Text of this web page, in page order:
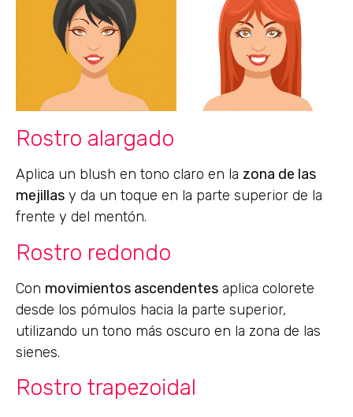
Rostro alargado
Aplica un blush en tono claro en la zona de las
mejillas y da un toque en la parte superior de la
frente y del mentón.
Rostro redondo
Con movimientos ascendentes aplica colorete
desde los pómulos hacia la parte superior,
utilizando un tono más oscuro en la zona de las
sienes.
Rostro trapezoidal